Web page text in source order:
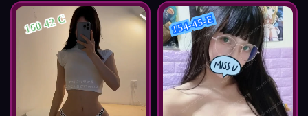
160 42 C 154-45-E